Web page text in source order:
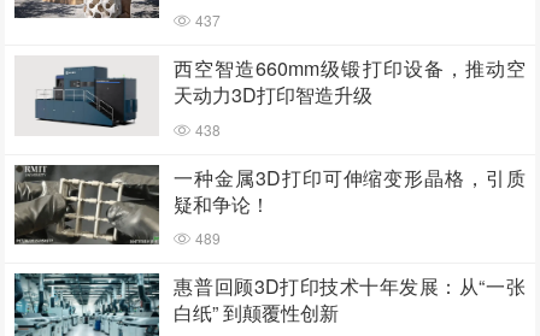
437
西空智造660mm级锻打印设备，推动空
天动力3D打印智造升级
438
一种金属3D打印可伸缩变形晶格，引质
疑和争论！
489
惠普回顾3D打印技术十年发展：从“一张
白纸” 到颠覆性创新